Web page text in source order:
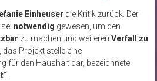
Einheuser die Kritik zurück. Der
notwendig gewesen, um den
zu machen und weiteren Verfall zu
das Projekt stelle eine
für den Haushalt dar, bezeichnete
.